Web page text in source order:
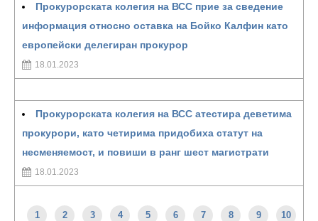
Прокурорската колегия на ВСС прие за сведение
информация относно оставка на Бойко Калфин като
европейски делегиран прокурор
18.01.2023
Прокурорската колегия на ВСС атестира деветима
прокурори, като четирима придобиха статут на
несменяемост, и повиши в ранг шест магистрати
18.01.2023
1 2 3 4 5 6 7 8 9 10